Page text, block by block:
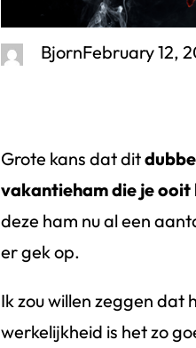
BjornFebruary 12,
Grote kans dat dit
vakantieham die je
deze ham nu al een
er gek op.
Ik zou willen zeggen dat
werkelijkheid is het zo